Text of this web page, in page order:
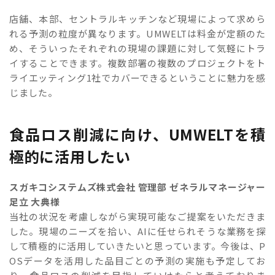
店舗、本部、セントラルキッチンなど現場によって求めら
れる予測の粒度が異なります。UMWELTは料金が定額のた
め、そういったそれぞれの現場の課題に対して気軽にトラ
イすることできます。複数部署の複数のプロジェクトをト
ライエッティング1社でカバーできるということに魅力を感
じました。
食品ロス削減に向け、UMWELTを積
極的に活用したい
スガキコシステムズ株式会社 管理部 ゼネラルマネージャー
足立 大典様
当社の状況を考慮しながら実現可能なご提案をいただきま
した。現場のニーズを拾い、AIに任せられそうな業務を探
して積極的に活用していきたいと思っています。今後は、P
OSデータを活用した品目ごとの予測の実施も予定してお